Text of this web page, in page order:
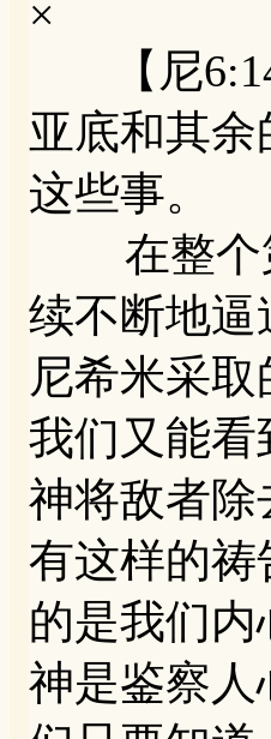
×
【尼6:14
亚底和其
这些事。
在整个第
续不断地
尼希米采
我们又能
神将敌者
有这样的
的是我们
神是鉴察